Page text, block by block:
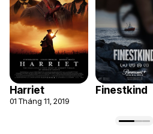
Harriet
01 Tháng 11, 2019
Finestkind